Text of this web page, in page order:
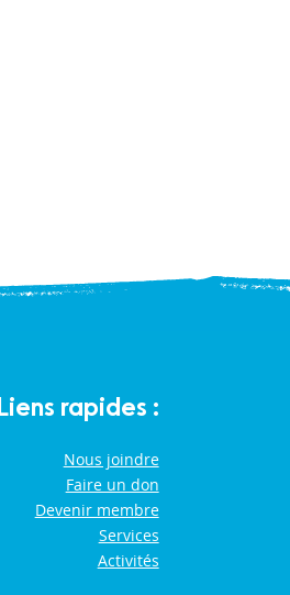
Liens rapides :
Nous joindre
Faire un don
Devenir membre
Services
Activités